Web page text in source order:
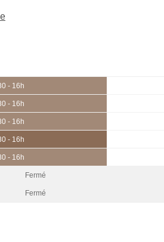
- 16h
- 16h
- 16h
- 16h
- 16h
Fermé
Fermé